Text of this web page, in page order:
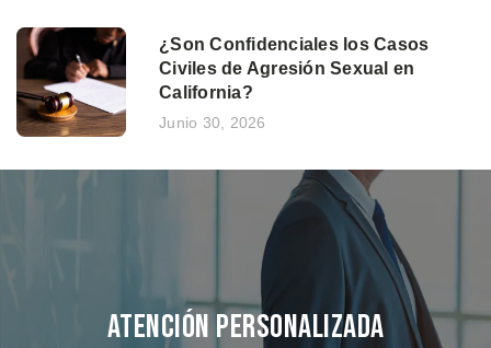
¿Son Confidenciales los Casos
Civiles de Agresión Sexual en
California?
Junio 30, 2026
Atención Personalizada